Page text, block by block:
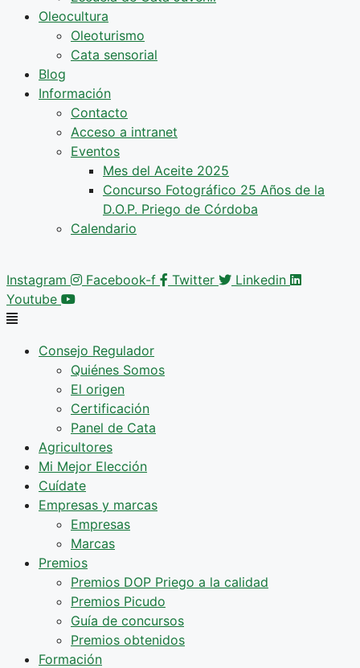
Oleocultura
Oleoturismo
Cata sensorial
Blog
Información
Contacto
Acceso a intranet
Eventos
Mes del Aceite 2025
Concurso Fotográfico 25 Años de la
D.O.P. Priego de Córdoba
Calendario
Instagram Facebook-f Twitter
Linkedin
Youtube
Consejo Regulador
Quiénes Somos
El origen
Certificación
Panel de Cata
Agricultores
Mi Mejor Elección
Cuídate
Empresas y marcas
Empresas
Marcas
Premios
Premios DOP Priego a la calidad
Premios Picudo
Guía de concursos
Premios obtenidos
Formación